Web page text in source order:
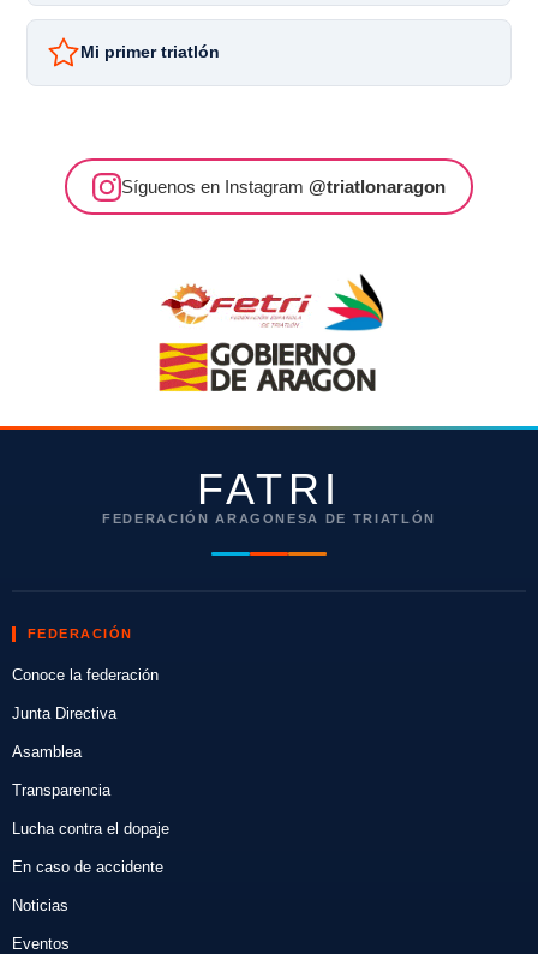
Mi primer triatlón
Síguenos en Instagram @triatlonaragon
FATRI
FEDERACIÓN ARAGONESA DE TRIATLÓN
FEDERACIÓN
Conoce la federación
Junta Directiva
Asamblea
Transparencia
Lucha contra el dopaje
En caso de accidente
Noticias
Eventos